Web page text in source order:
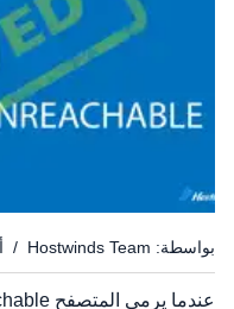
بواسطة: Hostwinds Team / أغسطس 7, 2025